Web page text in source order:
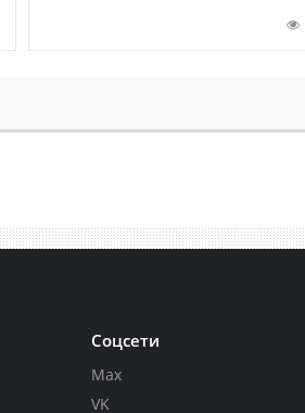
Соцсети
Max
VK